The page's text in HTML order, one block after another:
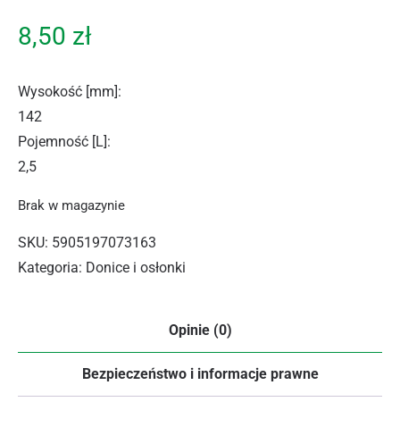
8,50 zł
Wysokość [mm]:
142
Pojemność [L]:
2,5
Brak w magazynie
SKU: 5905197073163
Kategoria: Donice i osłonki
Opinie (0)
Bezpieczeństwo i informacje prawne